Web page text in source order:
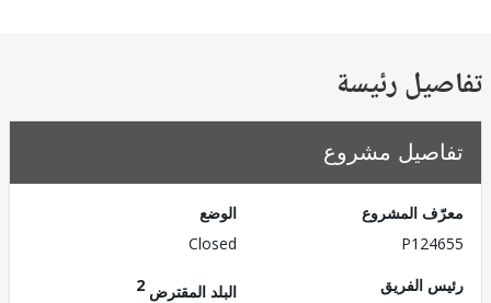
رئيسة
مشروع
المشروع
الفريق
البلد المقترض